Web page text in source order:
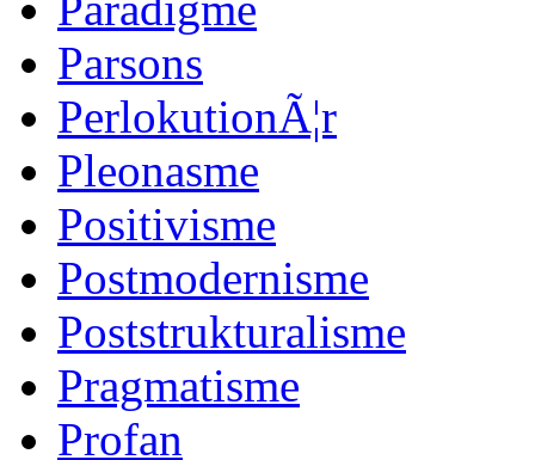
Parsons
PerlokutionÃ¦r
Pleonasme
Positivisme
Postmodernisme
Poststrukturalisme
Pragmatisme
Profan